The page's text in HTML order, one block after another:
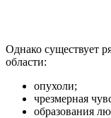
Однако существует
области:
опухоли;
чрезмерная
образования